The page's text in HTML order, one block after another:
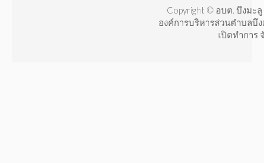
Copyright © อบต. บึงมะ
องค์การบริหารส่วนตำบลบึ